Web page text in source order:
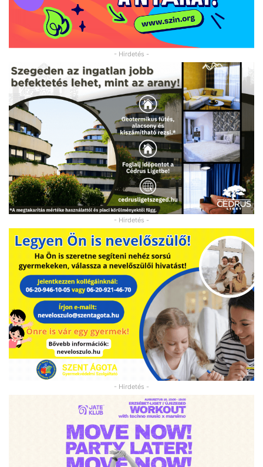
- Hirdetés -
- Hirdetés -
- Hirdetés -